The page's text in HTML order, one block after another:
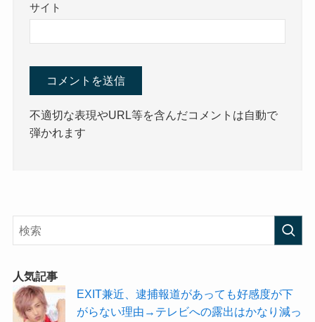
サイト
不適切な表現やURL等を含んだコメントは自動で
弾かれます
人気記事
EXIT兼近、逮捕報道があっても好感度が下
がらない理由→テレビへの露出はかなり減っ